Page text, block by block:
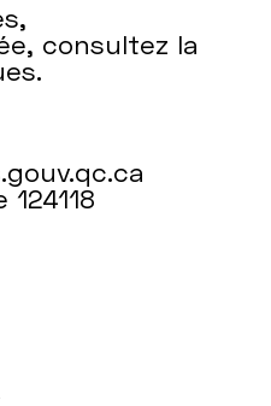
consultez la